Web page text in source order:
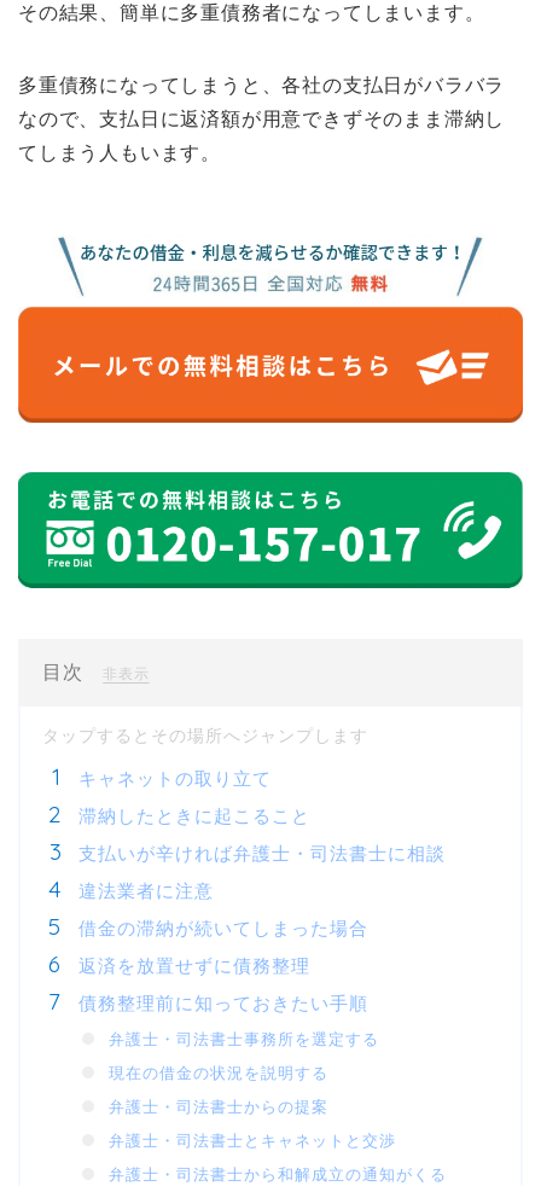
その結果、簡単に多重債務者になってしまいます。
多重債務になってしまうと、各社の支払日がバラバラ
なので、支払日に返済額が用意できずそのまま滞納し
てしまう人もいます。
目次 非表示
キャネットの取り立て
滞納したときに起こること
支払いが辛ければ弁護士・司法書士に相談
違法業者に注意
借金の滞納が続いてしまった場合
返済を放置せずに債務整理
債務整理前に知っておきたい手順
弁護士・司法書士事務所を選定する
現在の借金の状況を説明する
弁護士・司法書士からの提案
弁護士・司法書士とキャネットと交渉
弁護士・司法書士から和解成立の通知がくる